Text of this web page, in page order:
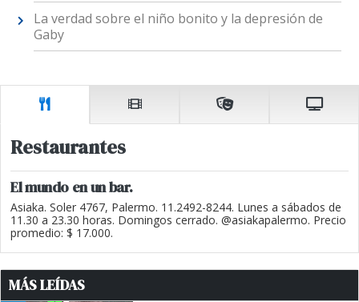
La verdad sobre el niño bonito y la depresión de
Gaby
Restaurantes
El mundo en un bar.
Asiaka. Soler 4767, Palermo. 11.2492-8244. Lunes a sábados de
11.30 a 23.30 horas. Domingos cerrado. @asiakapalermo. Precio
promedio: $ 17.000.
MÁS LEÍDAS